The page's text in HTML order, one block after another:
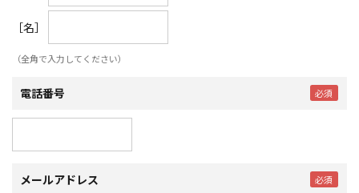
［名］
（全角で入力してください）
電話番号
メールアドレス